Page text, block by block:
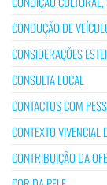
CONDUÇÃO DE
CONSIDERAÇÕES
CONSULTA LOCAL
CONTACTOS COM
CONTEXTO
CONTRIBUIÇÃO DA